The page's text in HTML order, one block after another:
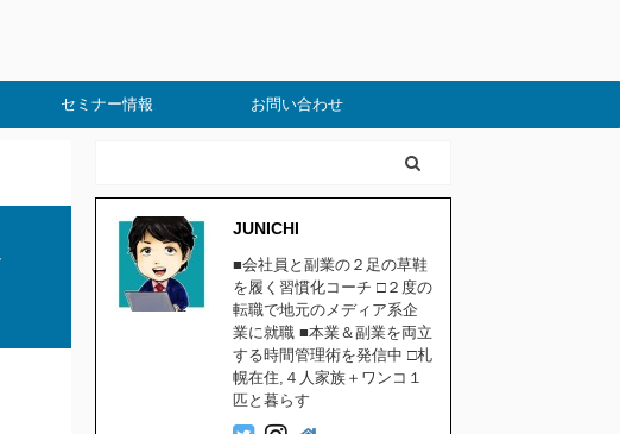
セミナー情報 お問い合わせ
JUNICHI
■会社員と副業の２足の草鞋
を履く習慣化コーチ □２度の
転職で地元のメディア系企
業に就職 ■本業＆副業を両立
する時間管理術を発信中 □札
幌在住,４人家族＋ワンコ１
匹と暮らす